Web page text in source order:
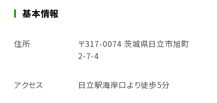
基本情報
住所
〒317-0074 茨城県日立市旭町
2-7-4
アクセス 日立駅海岸口より徒歩5分